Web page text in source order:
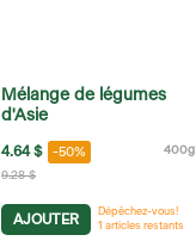
Mélange de légumes
d'Asie
4.64 $ -50% 400g
9.28 $
AJOUTER
Dépêchez-vous!
1 articles restants